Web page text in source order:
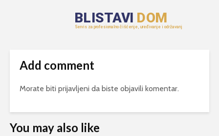
Add comment
Morate biti prijavljeni da biste objavili komentar.
You may also like